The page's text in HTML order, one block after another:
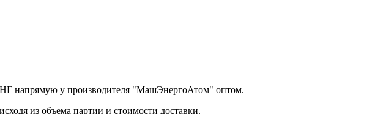
напрямую у производителя "МашЭнергоАтом" оптом.
из объема партии и стоимости доставки.